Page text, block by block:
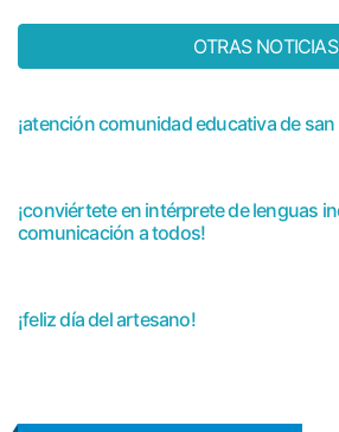
OTRAS NOTICIAS
¡atención comunidad educativa de
¡conviértete en intérprete de lenguas
comunicación a todos!
¡feliz día del artesano!